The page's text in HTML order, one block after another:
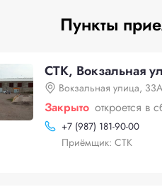
Пункты
СТК, Вокзальная
Вокзальная улица, 33А
Закрыто откроется в
+7 (987) 181-90-00
Приёмщик: СТК